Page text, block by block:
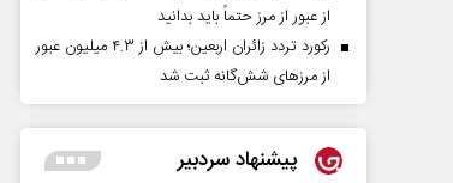
از عبور از مرز حتماً باید بدانید
رکورد تردد زائران اربعین؛ بیش از ۴.۳ میلیون عبور
از مرزهای شش‌گانه ثبت شد
پیشنهاد سردبیر